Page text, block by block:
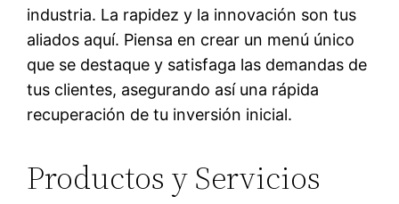
industria. La rapidez y la innovación son tus
aliados aquí. Piensa en crear un menú único
que se destaque y satisfaga las demandas de
tus clientes, asegurando así una rápida
recuperación de tu inversión inicial.
Productos y Servicios